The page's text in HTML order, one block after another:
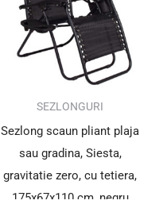
SEZLONGURI
Sezlong scaun pliant plaja
sau gradina, Siesta,
gravitatie zero, cu tetiera,
175x67x110 cm, negru